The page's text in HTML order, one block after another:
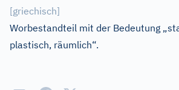
[griechisch]
Worbestandteil mit der Bedeutung
plastisch, räumlich“.